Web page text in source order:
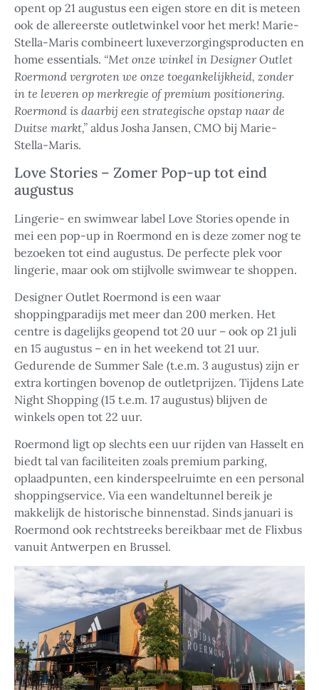
opent op 21 augustus een eigen store en dit is meteen
ook de allereerste outletwinkel voor het merk! Marie-
Stella-Maris combineert luxeverzorgingsproducten en
home essentials. “Met onze winkel in Designer Outlet
Roermond vergroten we onze toegankelijkheid, zonder
in te leveren op merkregie of premium positionering.
Roermond is daarbij een strategische opstap naar de
Duitse markt,” aldus Josha Jansen, CMO bij Marie-
Stella-Maris.
Love Stories – Zomer Pop-up tot eind
augustus
Lingerie- en swimwear label Love Stories opende in
mei een pop-up in Roermond en is deze zomer nog te
bezoeken tot eind augustus. De perfecte plek voor
lingerie, maar ook om stijlvolle swimwear te shoppen.
Designer Outlet Roermond is een waar
shoppingparadijs met meer dan 200 merken. Het
centre is dagelijks geopend tot 20 uur – ook op 21 juli
en 15 augustus – en in het weekend tot 21 uur.
Gedurende de Summer Sale (t.e.m. 3 augustus) zijn er
extra kortingen bovenop de outletprijzen. Tijdens Late
Night Shopping (15 t.e.m. 17 augustus) blijven de
winkels open tot 22 uur.
Roermond ligt op slechts een uur rijden van Hasselt en
biedt tal van faciliteiten zoals premium parking,
oplaadpunten, een kinderspeelruimte en een personal
shoppingservice. Via een wandeltunnel bereik je
makkelijk de historische binnenstad. Sinds januari is
Roermond ook rechtstreeks bereikbaar met de Flixbus
vanuit Antwerpen en Brussel.